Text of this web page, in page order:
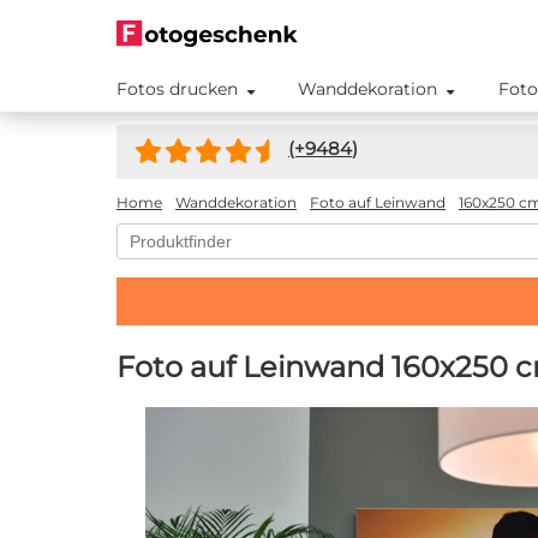
Fotos drucken Wanddekoration
(+9484)
Home Wanddekoration Foto auf Leinwand 160x250
Foto auf Leinwand 160x250